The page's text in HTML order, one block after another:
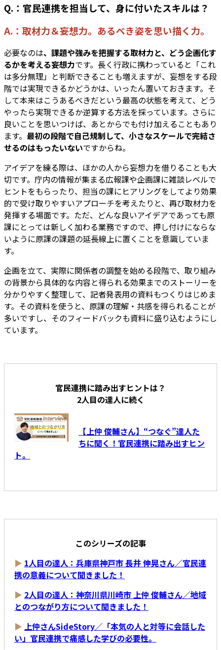
Q.：官民連携を担当して、身に付いたスキルは？
A.：取材力＆妄想力。あるべき姿を思い描く力。
必要なのは、課題や強みを把握する取材力と、どう企画化す
るかを考える妄想力です。長く行政に携わっていると「これ
は多分無理」と判断できることも増えますが、妄想をする段
階では実現できるかどうかは、いったん置いておきます。そ
して本来はこうあるべきだという最高の状態を考えて、どう
やったら実現できるか逆算する方法を採っています。さらに
良いことを思いつけば、あとからでも付け加えることもあり
ます。 最初の段階で自己規制して、小さなスケールで完結さ
せるのはもったいないですからね。
アイデアを練る際は、ほかの人から妄想力を借りることも大
切です。庁内の情報が集まる広報課や企画課に雑談レベルで
ヒントをもらったり、担当の課にヒアリングをしてより効果
的で受け取りやすいアプローチを考えたりと、再び取材力を
発揮する場面です。ただ、どんな良いアイデアであっても原
課にとっては新しく加わる業務ですので、押し付けにならな
いように原課の課題の延長線上に置くことを意識していま
す。
企画を立て、実際に関係者の調整を始める段階で、取り組み
の背景から具体的な内容と得られる効果までのストーリーを
分かりやすく整理して、記者発表用の資料もつくりはじめま
す。その資料を使うと、原課の理解・共感を得られることが
多いですし、そのフィードバックも資料に盛り込むようにし
ています。
官民連携に踏み出すヒントは？
2人目の達人に続く
【上仲 俊輔さん】“つなぐ”達人た
ちに聞く！官民連携に踏み出すヒン
ト。
このシリーズの記事
▶ 1人目の達人：兵庫県神戸市 長井 伸晃さん／官民連
携の意義について聞きました！
▶ 2人目の達人：神奈川県川崎市 上仲 俊輔さん／地域
とのつながり方について聞きました！
▶ 上仲さんSideStory／「本気の人と対等に会話した
い」官民連携で痛感した学びの必要性。